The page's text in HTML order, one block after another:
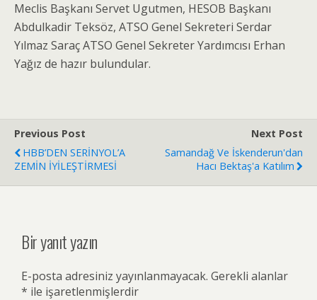
Meclis Başkanı Servet Ugutmen, HESOB Başkanı
Abdulkadir Teksöz, ATSO Genel Sekreteri Serdar
Yılmaz Saraç ATSO Genel Sekreter Yardımcısı Erhan
Yağız de hazır bulundular.
Previous Post
HBB’DEN SERİNYOL’A
ZEMİN İYİLEŞTİRMESİ
Next Post
Samandağ Ve İskenderun'dan
Hacı Bektaş'a Katılım
Bir yanıt yazın
E-posta adresiniz yayınlanmayacak. Gerekli alanlar
* ile işaretlenmişlerdir